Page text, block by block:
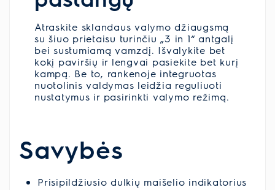
Atraskite sklandaus valymo džiaugsmą
su šiuo prietaisu turinčiu „3 in 1“ antgalį
bei sustumiamą vamzdį. Išvalykite bet
kokį paviršių ir lengvai pasiekite bet kurį
kampą. Be to, rankenoje integruotas
nuotolinis valdymas leidžia reguliuoti
nustatymus ir pasirinkti valymo režimą.
Savybės
Prisipildžiusio dulkių maišelio indikatorius